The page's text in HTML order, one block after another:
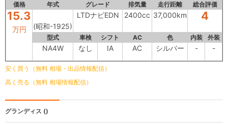
価格 年式 グレード 排気量 走行距離 総合評価
15.3
万円 (昭和-1925)
LTDナビEDN 2400cc 37,000km 4
型式 車検 シフト AC 色 内装 外装
NA4W なし IA AC シルバー - -
安く買う（無料 相場・出品情報配信）
高く売る（無料 相場情報配信）
グランディス ()